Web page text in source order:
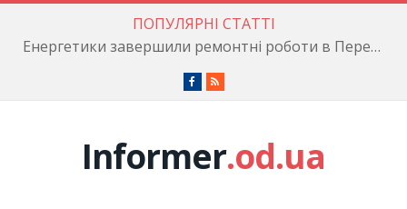
ПОПУЛЯРНІ СТАТТІ
Енергетики завершили ремонтні роботи в Пересипському районі
Facebook
RSS
Informer.od.ua